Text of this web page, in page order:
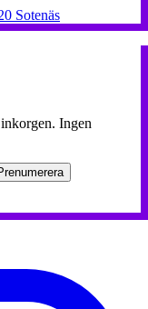
Sotenäs
Ingen